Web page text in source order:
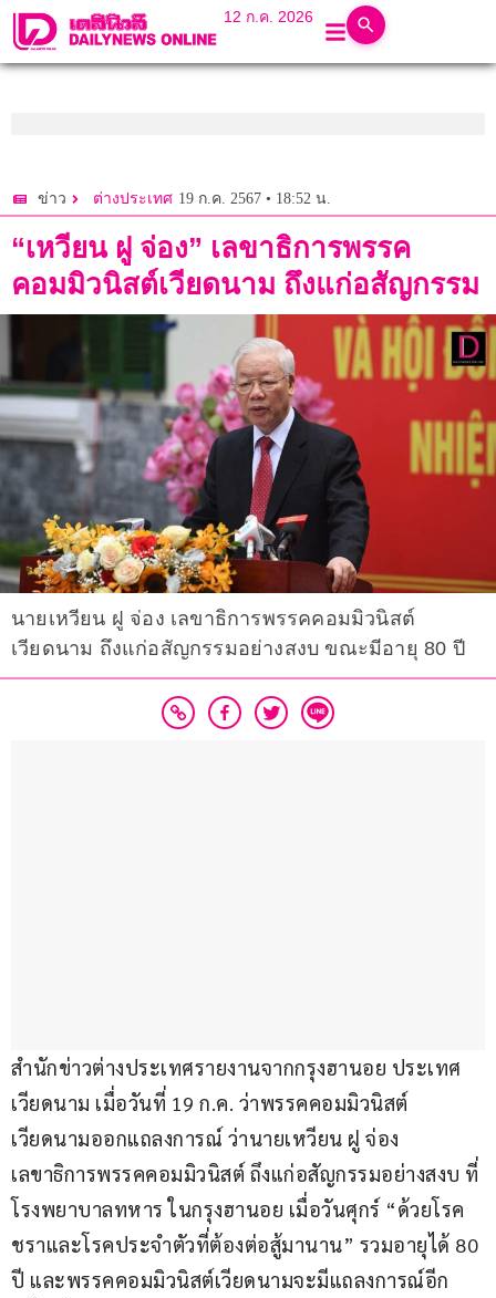
12 ก.ค. 2026
ข่าว ต่างประเทศ 19 ก.ค. 2567 • 18:52 น.
“เหวียน ฝู จ่อง” เลขาธิการพรรค
คอมมิวนิสต์เวียดนาม ถึงแก่อสัญกรรม
นายเหวียน ฝู จ่อง เลขาธิการพรรคคอมมิวนิสต์
เวียดนาม ถึงแก่อสัญกรรมอย่างสงบ ขณะมีอายุ 80 ปี
สำนักข่าวต่างประเทศรายงานจากกรุงฮานอย ประเทศ
เวียดนาม เมื่อวันที่ 19 ก.ค. ว่าพรรคคอมมิวนิสต์
เวียดนามออกแถลงการณ์ ว่านายเหวียน ฝู จ่อง
เลขาธิการพรรคคอมมิวนิสต์ ถึงแก่อสัญกรรมอย่างสงบ ที่
โรงพยาบาลทหาร ในกรุงฮานอย เมื่อวันศุกร์ “ด้วยโรค
ชราและโรคประจำตัวที่ต้องต่อสู้มานาน” รวมอายุได้ 80
ปี และพรรคคอมมิวนิสต์เวียดนามจะมีแถลงการณ์อีก